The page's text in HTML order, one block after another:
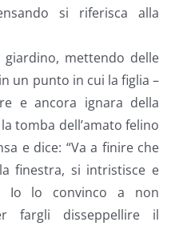
si riferisca alla
mettendo delle
un punto in cui la figlia –
e ancora ignara della
tomba dell’amato felino
e dice: “Va a finire che
finestra, si intristisce e
Io lo convinco a non
fargli disseppellire il